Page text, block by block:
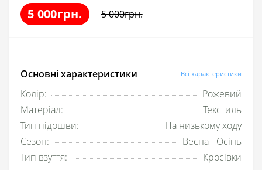
5 000грн. 5 000грн.
Основні характеристики Всі характеристики
Колір:
Рожевий
Матеріал:
Текстиль
Тип підошви:
На низькому ходу
Сезон:
Весна - Осінь
Тип взуття:
Кросівки